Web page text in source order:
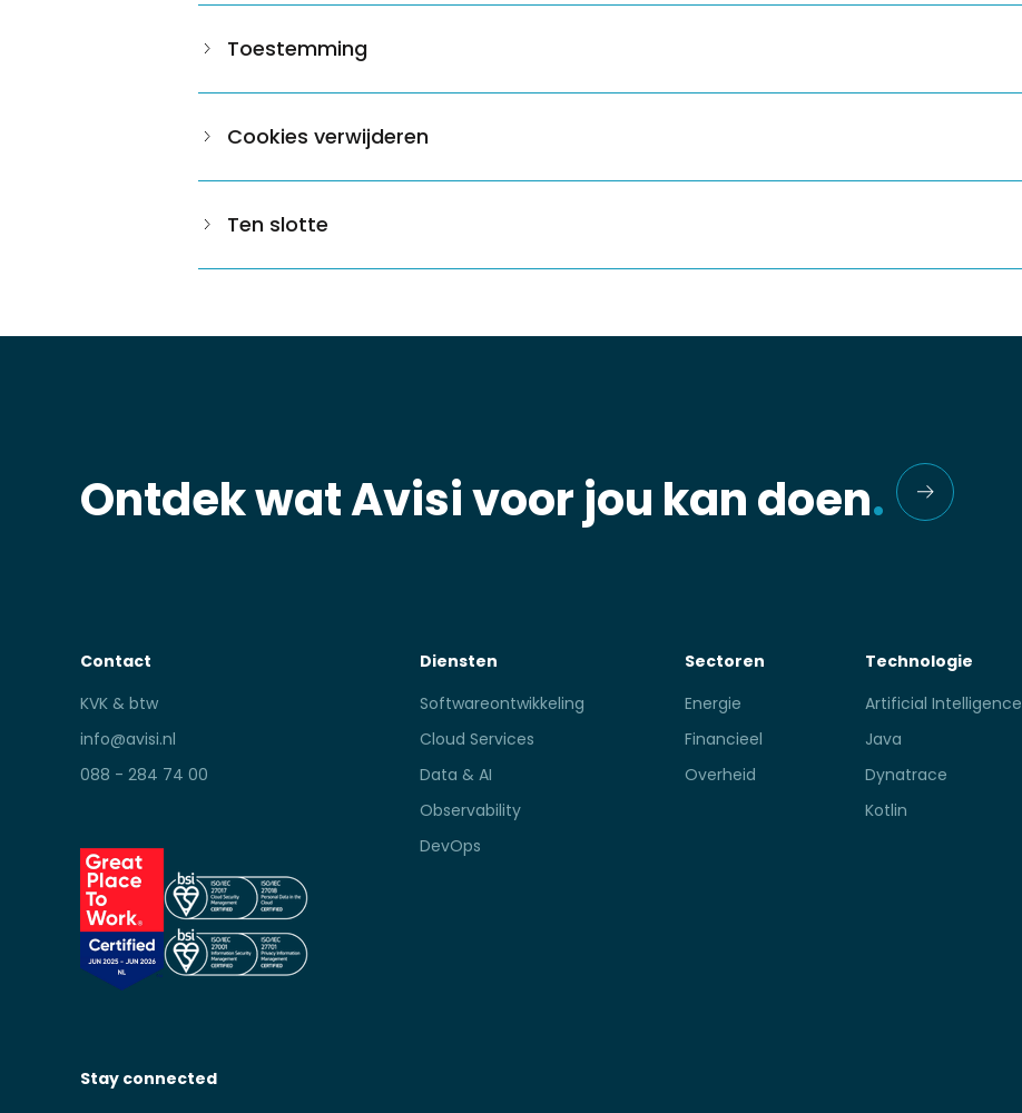
Toestemming
Cookies verwijderen
Ten slotte
Ontdek wat Avisi voor jou kan doen.
Contact
KVK & btw
info@avisi.nl
088 - 284 74 00
Diensten
Softwareontwikkeling
Cloud Services
Data & AI
Observability
DevOps
Sectoren
Energie
Financieel
Overheid
Technologie
Artificial Intelligence
Java
Dynatrace
Kotlin
Stay connected